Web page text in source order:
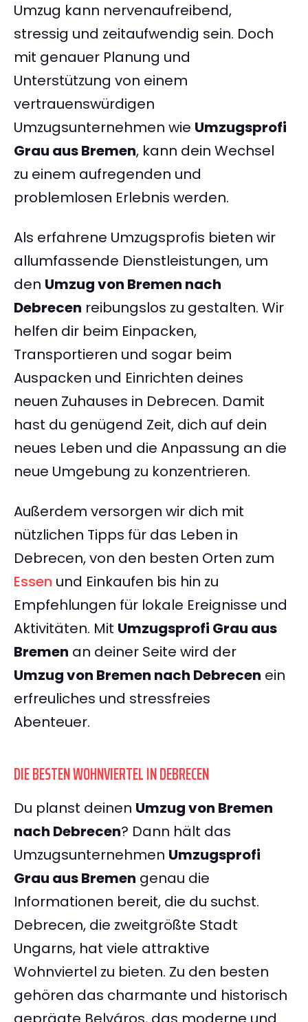
Umzug kann nervenaufreibend,
stressig und zeitaufwendig sein. Doch
mit genauer Planung und
Unterstützung von einem
vertrauenswürdigen
Umzugsunternehmen wie Umzugsprofi
Grau aus Bremen, kann dein Wechsel
zu einem aufregenden und
problemlosen Erlebnis werden.
Als erfahrene Umzugsprofis bieten wir
allumfassende Dienstleistungen, um
den Umzug von Bremen nach
Debrecen reibungslos zu gestalten. Wir
helfen dir beim Einpacken,
Transportieren und sogar beim
Auspacken und Einrichten deines
neuen Zuhauses in Debrecen. Damit
hast du genügend Zeit, dich auf dein
neues Leben und die Anpassung an die
neue Umgebung zu konzentrieren.
Außerdem versorgen wir dich mit
nützlichen Tipps für das Leben in
Debrecen, von den besten Orten zum
Essen und Einkaufen bis hin zu
Empfehlungen für lokale Ereignisse und
Aktivitäten. Mit Umzugsprofi Grau aus
Bremen an deiner Seite wird der
Umzug von Bremen nach Debrecen ein
erfreuliches und stressfreies
Abenteuer.
DIE BESTEN WOHNVIERTEL IN DEBRECEN
Du planst deinen Umzug von Bremen
nach Debrecen? Dann hält das
Umzugsunternehmen Umzugsprofi
Grau aus Bremen genau die
Informationen bereit, die du suchst.
Debrecen, die zweitgrößte Stadt
Ungarns, hat viele attraktive
Wohnviertel zu bieten. Zu den besten
gehören das charmante und historisch